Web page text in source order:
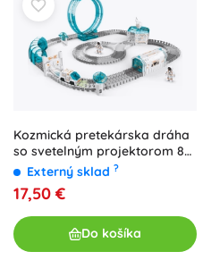
Kozmická pretekárska dráha
so svetelným projektorom 85
× 75 × 32 cm
Externý sklad ?
17,50 €
Do košíka